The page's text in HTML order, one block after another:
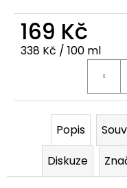
169 Kč
Měrná cena:
338 Kč / 100 ml
Popis
Diskuze
u
č
j